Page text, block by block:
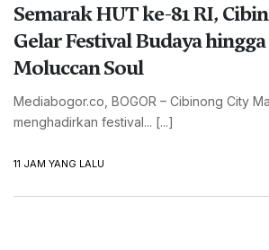
Semarak HUT ke-81 RI,
Gelar Festival Budaya
Moluccan Soul
Mediabogor.co, BOGOR – Cibinong City
menghadirkan festival... [...]
11 JAM YANG LALU